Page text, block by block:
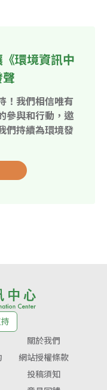
環境資訊中
！我們相信唯有
參與和行動，邀
們持續為環境發
關於我們
網站授權條款
投稿須知